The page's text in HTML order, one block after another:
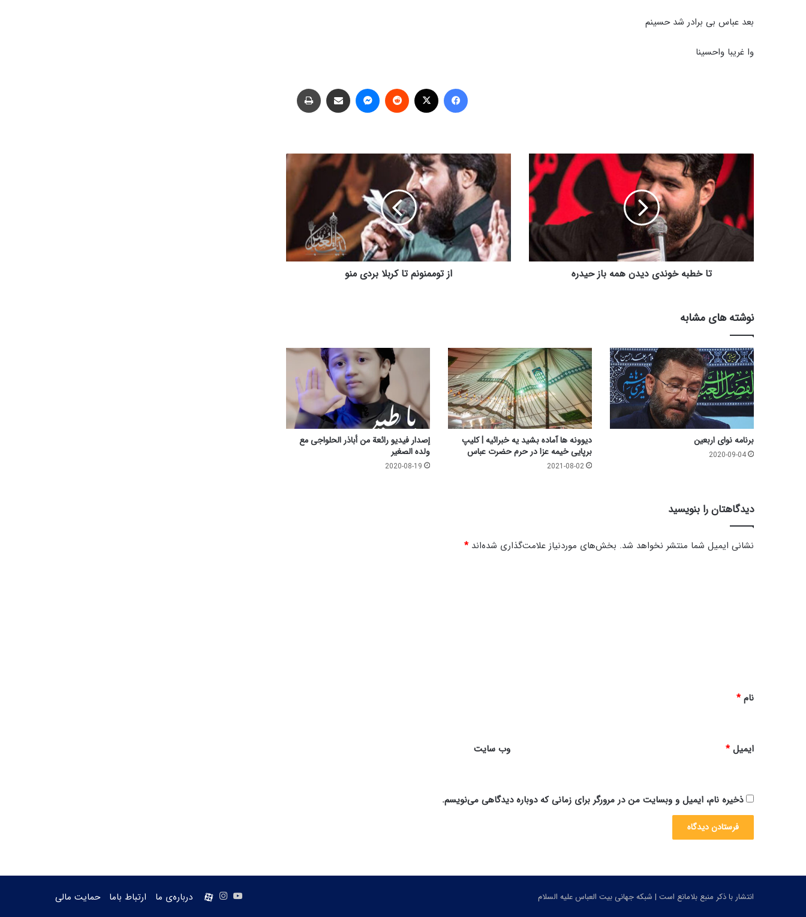
بعد عباس بی برادر شد حسینم
وا غریبا واحسینا
فیس بوک ‫رددیت پیام رسان اشتراک گذاری از طریق ایمیل
تا
دیدن
همه
باز
حیدره
تا خطبه خوندی دیدن همه باز حیدره
از
توممنونم
کربلا
بردی
منو
از توممنونم تا کربلا بردی منو
نوشته های مشابه
برنامه نوای اربعین
2020-09-04
دیوونه ها آماده بشید یه خبرائیه | کلیپ
برپایی خیمه عزا در حرم حضرت عباس
2021-08-02
إصدار فيديو رائعة من أباذر الحلواجی مع
ولده الصغیر
2020-08-19
دیدگاهتان را بنویسید
نشانی ایمیل شما منتشر نخواهد شد. بخش‌های موردنیاز علامت‌گذاری شده‌اند*
نام*
ایمیل* وب‌ سایت
ذخیره نام، ایمیل و وبسایت من در مرورگر برای زمانی که دوباره دیدگاهی می‌نویسم.
انتشار با ذکر منبع بلامانع است | شبکه جهانی بیت العباس علیه السلام درباره‌ی ما ارتباط باما حمایت مالی یوتیوباینستاگرام
aparat